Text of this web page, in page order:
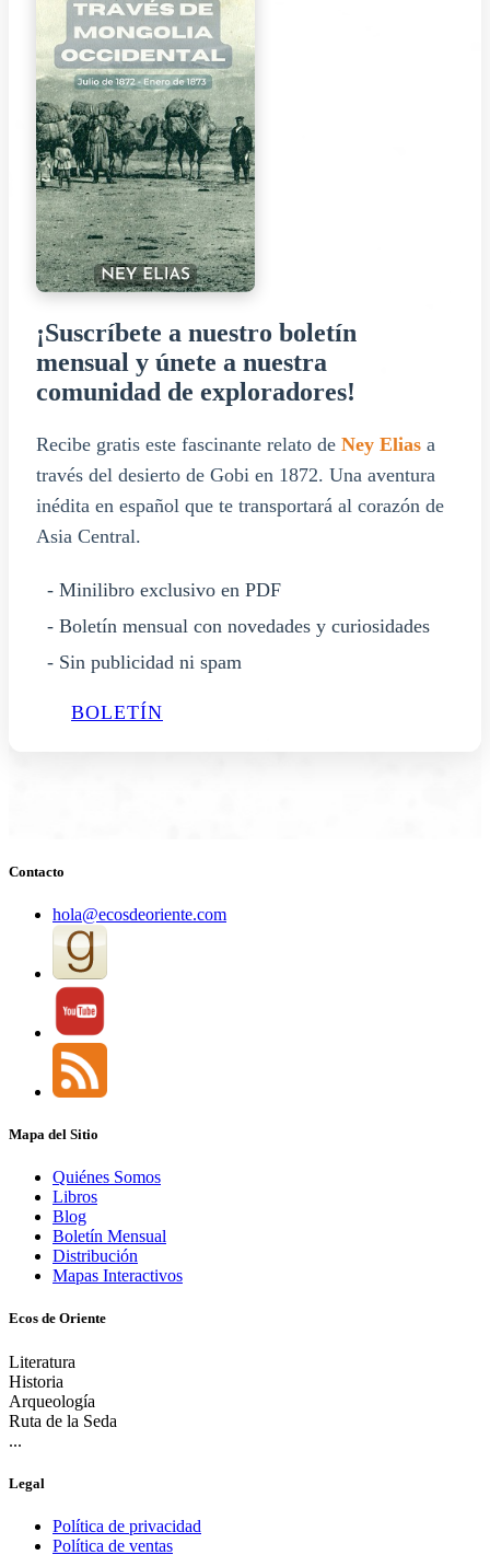
¡Suscríbete a nuestro boletín
mensual y únete a nuestra
comunidad de exploradores!
Recibe gratis este fascinante relato de Ney Elias a
través del desierto de Gobi en 1872. Una aventura
inédita en español que te transportará al corazón de
Asia Central.
- Minilibro exclusivo en PDF
- Boletín mensual con novedades y curiosidades
- Sin publicidad ni spam
BOLETÍN
Contacto
hola@ecosdeoriente.com
Mapa del Sitio
Quiénes Somos
Libros
Blog
Boletín Mensual
Distribución
Mapas Interactivos
Ecos de Oriente
Literatura
Historia
Arqueología
Ruta de la Seda
...
Legal
Política de privacidad
Política de ventas